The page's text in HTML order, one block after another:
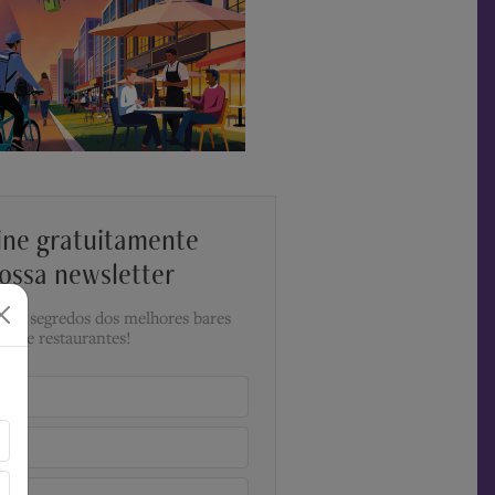
gratuitamente
newsletter
os segredos dos melhores bares
e restaurantes!